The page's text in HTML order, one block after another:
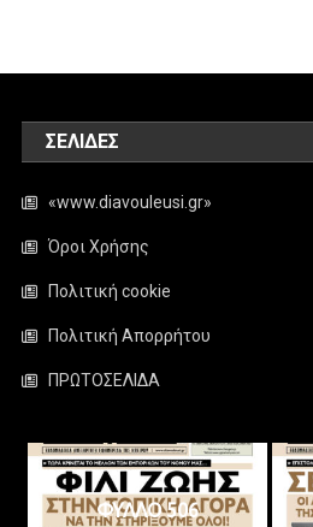
ΣΕΛΊΔΕΣ
«www.diavouleusi.gr»
Όροι Χρήσης
Πολιτική cookie
Πολιτική Απορρήτου
ΠΡΩΤΟΣΕΛΙΔΑ
ΦΥΛΛΟ 506